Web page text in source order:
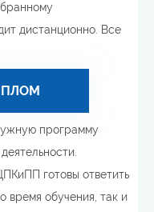
дистанционно. Все
программу
готовы ответить
время обучения, так и